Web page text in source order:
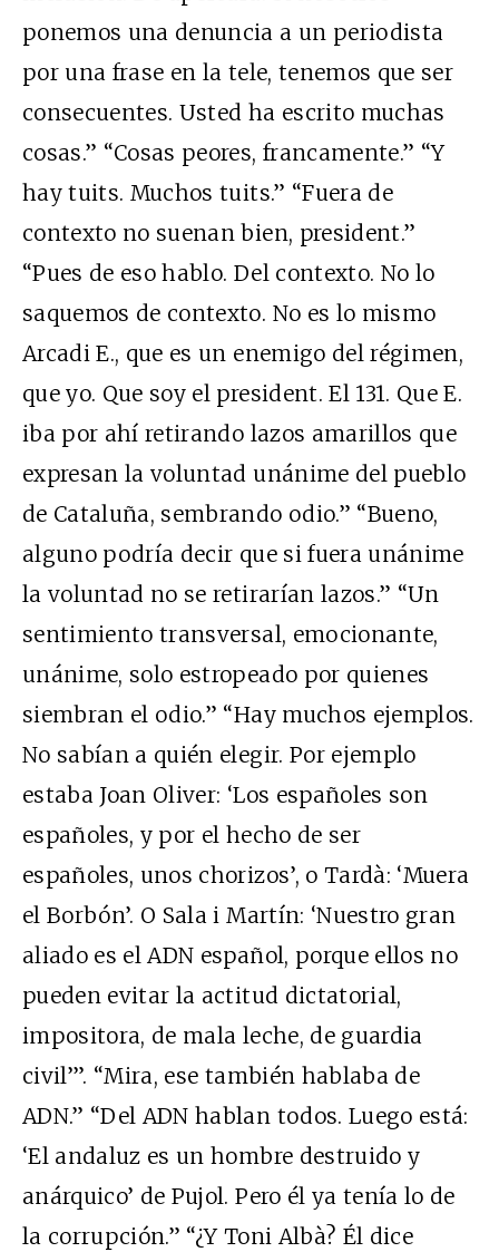
ponemos una denuncia a un periodista
por una frase en la tele, tenemos que ser
consecuentes. Usted ha escrito muchas
cosas.” “Cosas peores, francamente.” “Y
hay tuits. Muchos tuits.” “Fuera de
contexto no suenan bien, president.”
“Pues de eso hablo. Del contexto. No lo
saquemos de contexto. No es lo mismo
Arcadi E., que es un enemigo del régimen,
que yo. Que soy el president. El 131. Que E.
iba por ahí retirando lazos amarillos que
expresan la voluntad unánime del pueblo
de Cataluña, sembrando odio.” “Bueno,
alguno podría decir que si fuera unánime
la voluntad no se retirarían lazos.” “Un
sentimiento transversal, emocionante,
unánime, solo estropeado por quienes
siembran el odio.” “Hay muchos ejemplos.
No sabían a quién elegir. Por ejemplo
estaba Joan Oliver: ‘Los españoles son
españoles, y por el hecho de ser
españoles, unos chorizos’, o Tardà: ‘Muera
el Borbón’. O Sala i Martín: ‘Nuestro gran
aliado es el ADN español, porque ellos no
pueden evitar la actitud dictatorial,
impositora, de mala leche, de guardia
civil’”. “Mira, ese también hablaba de
ADN.” “Del ADN hablan todos. Luego está:
‘El andaluz es un hombre destruido y
anárquico’ de Pujol. Pero él ya tenía lo de
la corrupción.” “¿Y Toni Albà? Él dice